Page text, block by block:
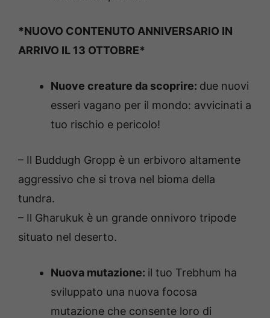
*NUOVO CONTENUTO ANNIVERSARIO IN
ARRIVO IL 13 OTTOBRE*
Nuove creature da scoprire: due nuovi
esseri vagano per il mondo: avvicinati a
tuo rischio e pericolo!
– Il Buddugh Gropp è un erbivoro altamente
aggressivo che si trova nel bioma della
tundra.
– Il Gharukuk è un grande onnivoro tripode
situato nel deserto.
Nuova mutazione: il tuo Trebhum ha
sviluppato una nuova focosa
mutazione che consente loro di